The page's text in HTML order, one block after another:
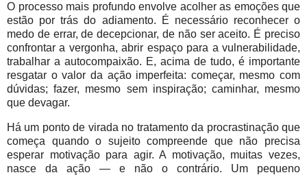
O processo mais profundo envolve acolher as emoções que
estão por trás do adiamento. É necessário reconhecer o
medo de errar, de decepcionar, de não ser aceito. É preciso
confrontar a vergonha, abrir espaço para a vulnerabilidade,
trabalhar a autocompaixão. E, acima de tudo, é importante
resgatar o valor da ação imperfeita: começar, mesmo com
dúvidas; fazer, mesmo sem inspiração; caminhar, mesmo
que devagar.
Há um ponto de virada no tratamento da procrastinação que
começa quando o sujeito compreende que não precisa
esperar motivação para agir. A motivação, muitas vezes,
nasce da ação — e não o contrário. Um pequeno